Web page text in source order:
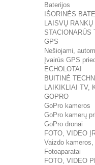
Baterijos
IŠORINĖS
LAISVŲ
STACIONARŪS
GPS
Nešiojami,
Įvairūs GPS
ECHOLOTAI
BUITINĖ
LAIKIKLIAI TV,
GOPRO
GoPro kameros
GoPro kamerų
GoPro dronai
FOTO, VIDEO
Vaizdo
Fotoaparatai
FOTO, VIDEO